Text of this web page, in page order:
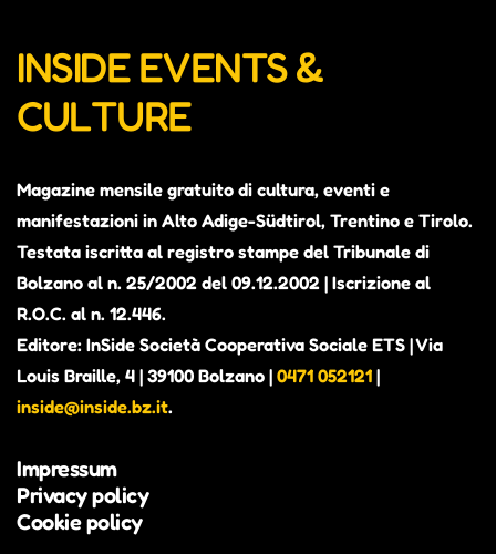
INSIDE EVENTS &
CULTURE
Magazine mensile gratuito di cultura, eventi e
manifestazioni in Alto Adige-Südtirol, Trentino e Tirolo.
Testata iscritta al registro stampe del Tribunale di
Bolzano al n. 25/2002 del 09.12.2002 | Iscrizione al
R.O.C. al n. 12.446.
Editore: InSide Società Cooperativa Sociale ETS | Via
Louis Braille, 4 | 39100 Bolzano | 0471 052121 |
inside@inside.bz.it.
Impressum
Privacy policy
Cookie policy